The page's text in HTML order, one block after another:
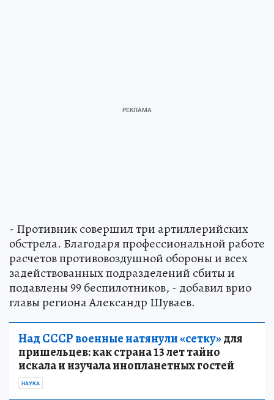
- Противник совершил три артиллерийских
обстрела. Благодаря профессиональной работе
расчетов противовоздушной обороны и всех
задействованных подразделений сбиты и
подавлены 99 беспилотников, - добавил врио
главы региона Александр Шуваев.
Над СССР военные натянули «сетку»для
пришельцев: как страна 13 лет тайно
искала и изучала инопланетных гостей
НАУКА